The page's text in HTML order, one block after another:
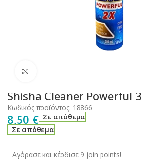
Shisha Cleaner Powerful
Κωδικός προϊόντος: 18866
8,50 € Σε απόθεμα
Σε απόθεμα
Αγόρασε και κέρδισε 9 join points!